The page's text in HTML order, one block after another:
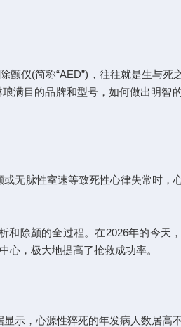
仪(简称“AED”)，往往就是生与死
满目的品牌和型号，如何做出明智
脉性室速等致死性心律失常时，
除颤的全过程。在2026年的今天
心，极大地提高了抢救成功率。
，心源性猝死的年发病人数居高